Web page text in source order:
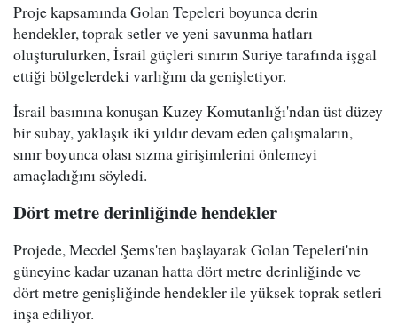
Proje kapsamında Golan Tepeleri boyunca derin
hendekler, toprak setler ve yeni savunma hatları
oluşturulurken, İsrail güçleri sınırın Suriye tarafında işgal
ettiği bölgelerdeki varlığını da genişletiyor.
İsrail basınına konuşan Kuzey Komutanlığı'ndan üst düzey
bir subay, yaklaşık iki yıldır devam eden çalışmaların,
sınır boyunca olası sızma girişimlerini önlemeyi
amaçladığını söyledi.
Dört metre derinliğinde hendekler
Projede, Mecdel Şems'ten başlayarak Golan Tepeleri'nin
güneyine kadar uzanan hatta dört metre derinliğinde ve
dört metre genişliğinde hendekler ile yüksek toprak setleri
inşa ediliyor.